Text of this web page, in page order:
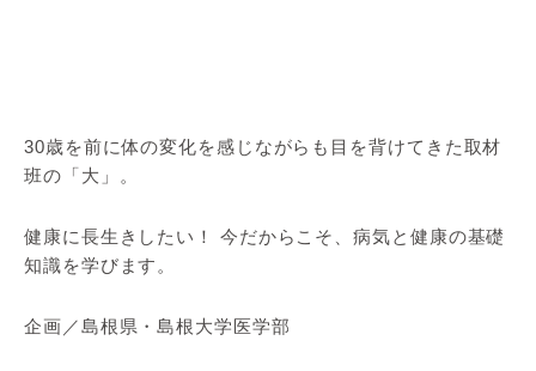
30歳を前に体の変化を感じながらも目を背けてきた取材
班の「大」。
健康に長生きしたい！ 今だからこそ、病気と健康の基礎
知識を学びます。
企画／島根県・島根大学医学部